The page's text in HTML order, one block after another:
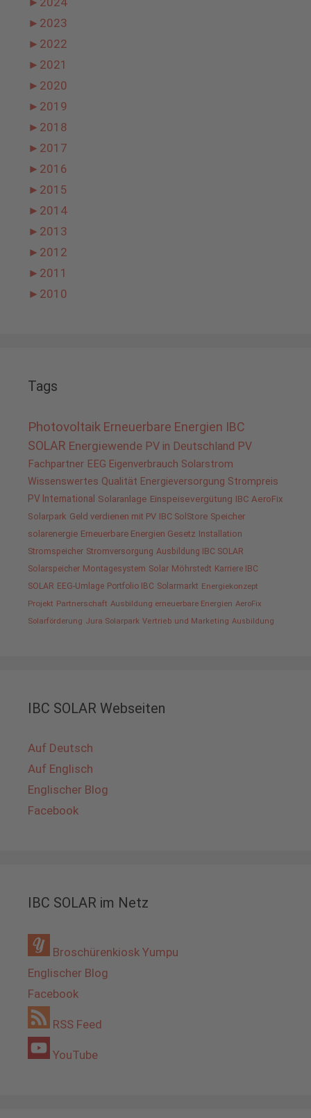
► 2023
► 2022
► 2021
► 2020
► 2019
► 2018
► 2017
► 2016
► 2015
► 2014
► 2013
► 2012
► 2011
► 2010
Tags
Photovoltaik Erneuerbare Energien IBC
SOLAR Energiewende PV in Deutschland PV
Fachpartner EEG Eigenverbrauch Solarstrom
Wissenswertes Qualität Energieversorgung Strompreis
PV International Solaranlage Einspeisevergütung IBC AeroFix
Solarpark Geld verdienen mit PV IBC SolStore Speicher
solarenergie Erneuerbare Energien Gesetz Installation
Stromspeicher Stromversorgung Ausbildung IBC SOLAR
Solarspeicher Montagesystem Solar Möhrstedt Karriere IBC
SOLAR EEG-Umlage Portfolio IBC Solarmarkt Energiekonzept
Projekt Partnerschaft Ausbildung erneuerbare Energien AeroFix
Solarförderung Jura Solarpark Vertrieb und Marketing Ausbildung
IBC SOLAR Webseiten
Auf Deutsch
Auf Englisch
Englischer Blog
Facebook
IBC SOLAR im Netz
Broschürenkiosk Yumpu
Englischer Blog
Facebook
RSS Feed
YouTube